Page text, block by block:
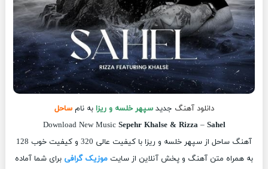
دانلود آهنگ جدیدسپهر خلسه و ریزابه نامساحل
Download New Music Sepehr Khalse & Rizza– Sahel
آهنگ ساحل از سپهر خلسه و ریزا با کیفیت عالی 320 و کیفیت خوب 128
به همراه متن آهنگ و پخش آنلاین از سایت موزیک گرافی برای شما آماده